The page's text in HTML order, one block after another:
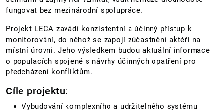
fungovat bez mezinárodní spolupráce.
Projekt LECA zavádí konzistentní a účinný přístup k
monitorování, do něhož se zapojí zúčastnění aktéři na
místní úrovni. Jeho výsledkem budou aktuální informace
o populacích spojené s návrhy účinných opatření pro
předcházení konfliktům.
Cíle projektu:
Vybudování komplexního a udržitelného systému